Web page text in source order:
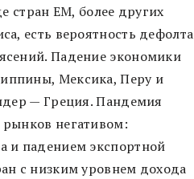
стран ЕМ, более других
есть вероятность дефолта
Падение экономики
Мексика, Перу и
— Греция. Пандемия
негативом:
и падением экспортной
с низким уровнем дохода